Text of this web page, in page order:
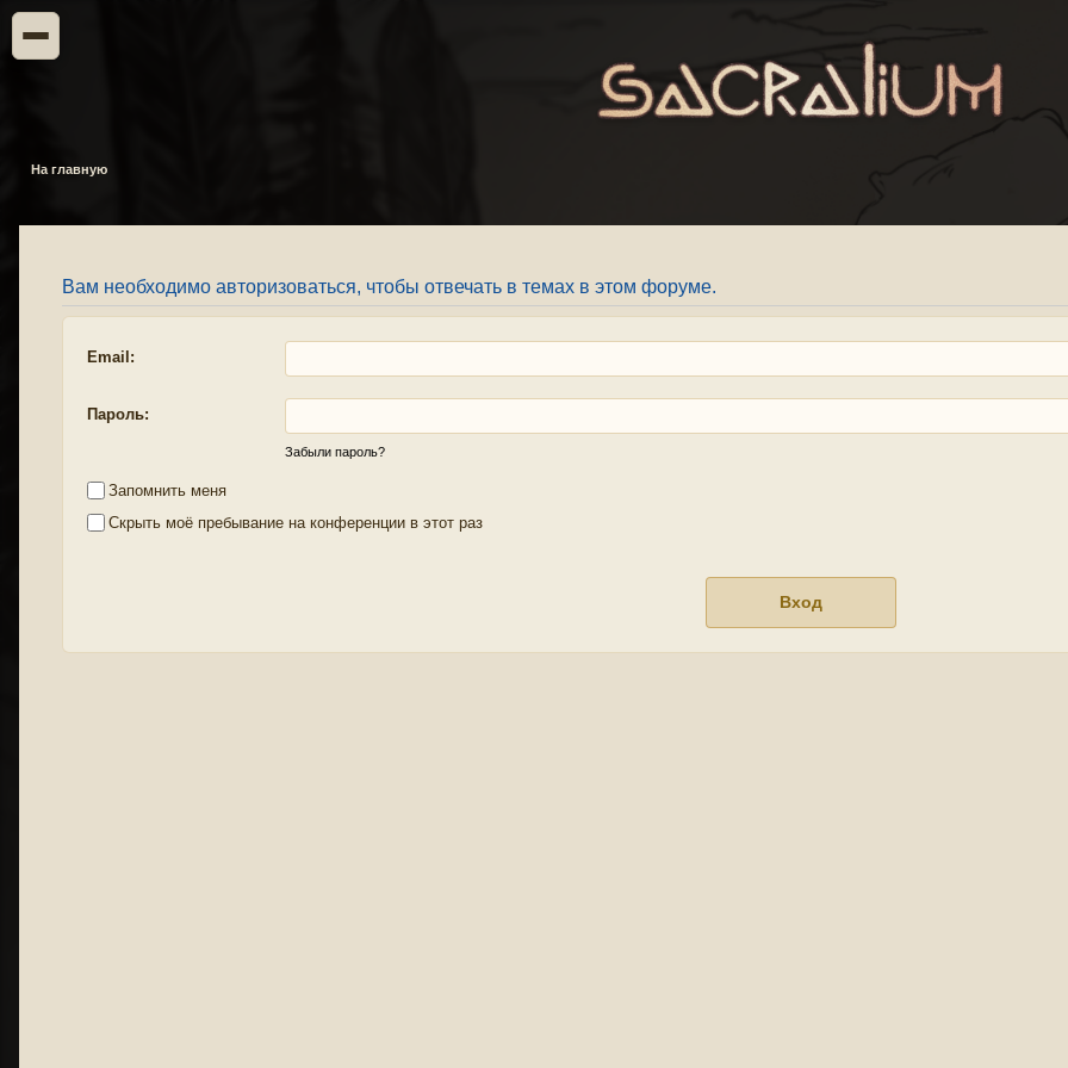
На главную
Вам необходимо авторизоваться, чтобы отвечать в темах в этом форуме.
Email:
Пароль:
Забыли пароль?
Запомнить меня
Скрыть моё пребывание на конференции в этот раз